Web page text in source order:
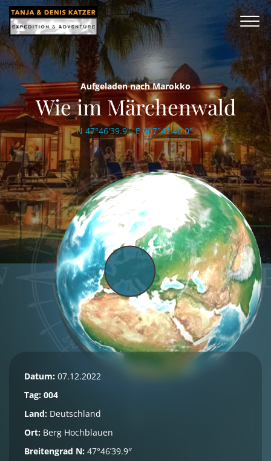
Aufgeladen nach Marokko
Wie im Märchenwald
N 47°46'39.9" E 007°42'40.0"
Datum: 07.12.2022
Tag: 004
Land: Deutschland
Ort: Berg Hochblauen
Breitengrad N: 47°46’39.9″